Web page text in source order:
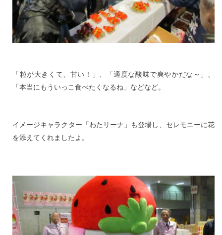
「粒が大きくて、甘い！」、「適度な酸味で爽やかだな～」、
「本当にもういっこ食べたくなるね」などなど。
イメージキャラクター「わたリーナ」も登場し、セレモニーに花
を添えてくれましたよ。